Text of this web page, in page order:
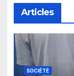
Articles
SOCIÉTÉ